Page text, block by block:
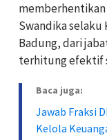
memberhentikan
Swandika selaku
Badung, dari
terhitung efektif
Baca juga:
Jawab Fraksi
Kelola